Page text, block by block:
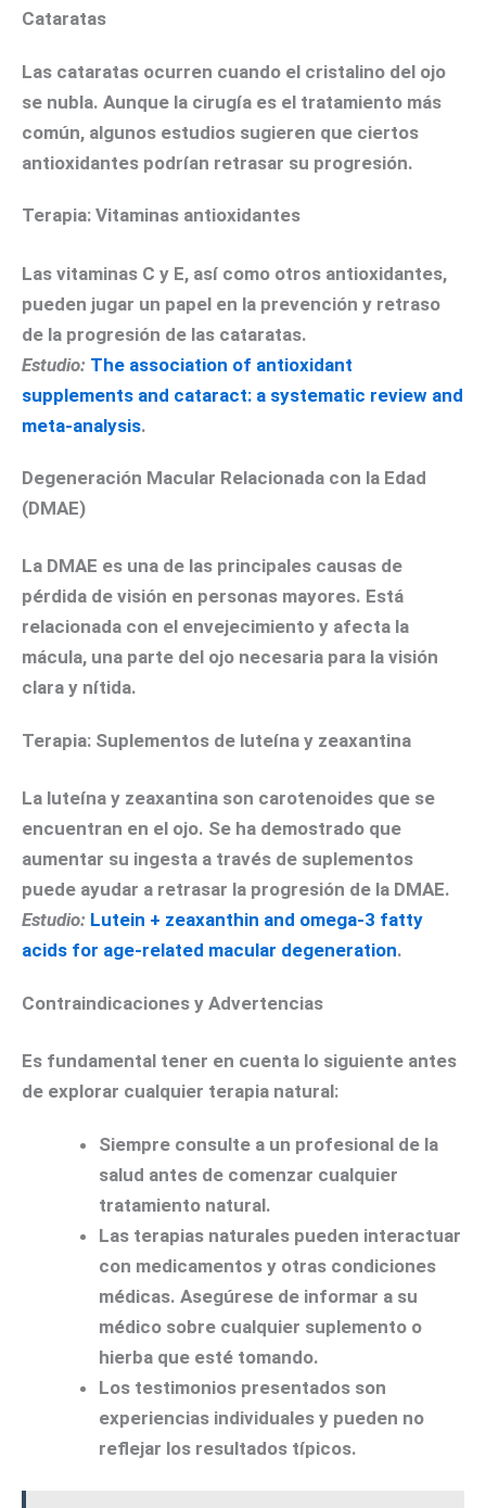
Cataratas
Las cataratas ocurren cuando el cristalino del ojo
se nubla. Aunque la cirugía es el tratamiento más
común, algunos estudios sugieren que ciertos
antioxidantes podrían retrasar su progresión.
Terapia: Vitaminas antioxidantes
Las vitaminas C y E, así como otros antioxidantes,
pueden jugar un papel en la prevención y retraso
de la progresión de las cataratas.
Estudio: The association of antioxidant
supplements and cataract: a systematic review and
meta-analysis.
Degeneración Macular Relacionada con la Edad
(DMAE)
La DMAE es una de las principales causas de
pérdida de visión en personas mayores. Está
relacionada con el envejecimiento y afecta la
mácula, una parte del ojo necesaria para la visión
clara y nítida.
Terapia: Suplementos de luteína y zeaxantina
La luteína y zeaxantina son carotenoides que se
encuentran en el ojo. Se ha demostrado que
aumentar su ingesta a través de suplementos
puede ayudar a retrasar la progresión de la DMAE.
Estudio: Lutein + zeaxanthin and omega-3 fatty
acids for age-related macular degeneration.
Contraindicaciones y Advertencias
Es fundamental tener en cuenta lo siguiente antes
de explorar cualquier terapia natural:
Siempre consulte a un profesional de la
salud antes de comenzar cualquier
tratamiento natural.
Las terapias naturales pueden interactuar
con medicamentos y otras condiciones
médicas. Asegúrese de informar a su
médico sobre cualquier suplemento o
hierba que esté tomando.
Los testimonios presentados son
experiencias individuales y pueden no
reflejar los resultados típicos.